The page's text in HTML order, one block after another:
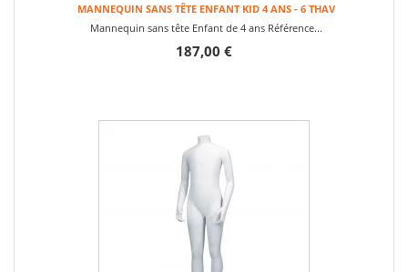
MANNEQUIN SANS TÊTE ENFANT KID 4 ANS - 6 THAV
Mannequin sans tête Enfant de 4 ans Référence...
187,00 €